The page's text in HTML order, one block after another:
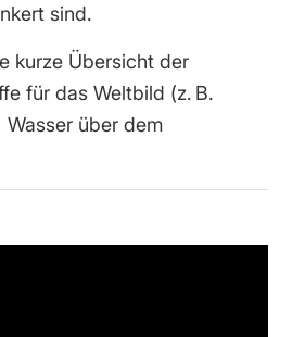
sind.
kurze Übersicht der
für das Weltbild (z. B.
Wasser über dem